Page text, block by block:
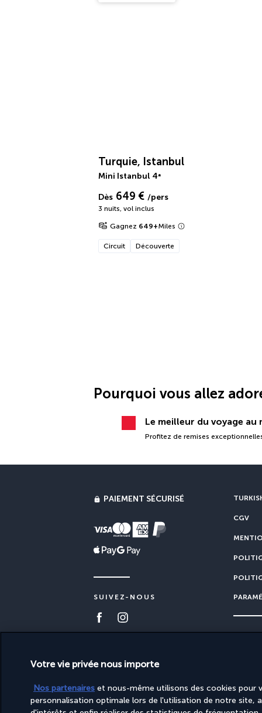
Turquie, Istanbul
Mini Istanbul 4*
Dès 649 € /pers
3 nuits, vol inclus
Gagnez 649+Miles
Circuit Découverte
Pourquoi vous allez
Le meilleur du voyage au
Profitez de remises
PAIEMENT SÉCURISÉ
SUIVEZ-NOUS
CGV
Site édité par PerfectStay.com en partenariat
Votre vie privée nous importe
Nos partenaires et nous-même utilisons des cookies pour
personnalisation optimale lors de l'utilisation de notre site,